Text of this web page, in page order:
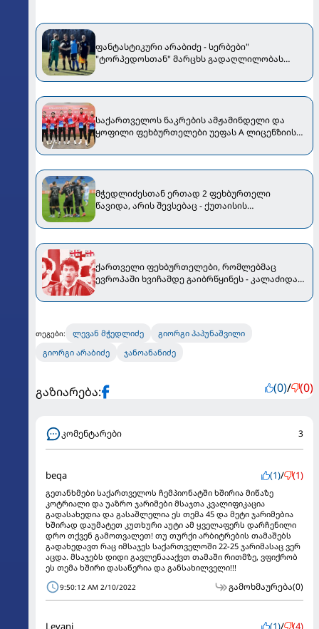
ფანტასტიკური არაბიძე - სერბები"
"ტორპედოსთან" მარცხს გადაღლილობას
საქართველოს ნაკრების ამჟამინდელი და
ყოფილი ფეხბურთელები უეფას A ლიცენზიის
მჭედლიძესთან ერთად 2 ფეხბურთელი
წავიდა, არის შევსებაც - ქუთაისის
ქართველი ფეხბურთელები, რომლებმაც
ევროპაში ხვიჩამდე გაიბრწყინეს - კალაძიდან
ბომბარდირამდე
თეგები: ლევან მჭედლიძე
გიორგი პაპუნაშვილი
გიორგი არაბიძე
ჯანოანანიძე
გაზიარება: (0)/ (0)
კომენტარები 3
beqa (1)/ (1)
გეთანხმები საქართველოს ჩემპიონატში ხშირია მიწაზე
კოტრიალი და უაზრო ჯარიმები მსაჯთა კვალიფიკაცია
გადასახედია და გასაშლელია ეს თემა 45 და მეტი ჯარიმებია
ხშირად დაუმატეთ კუთხური აუტი ამ ყველაფერს დარჩენილი
დრო თქვენ გამოთვალეთ! თუ თურქი არბიტრების თამაშებს
გადახედავთ რაც იმსაჯეს საქართველოში 22-25 ჯარიმასაც ვერ
აცდა. მსაჯებს დიდი გავლენაააქვთ თამაში რითმზე, ვფიქრობ
ეს თემა ხშირი დასაწერია და განსახილველი!!!
9:50:12 AM 2/10/2022 გამოხმაურება(0)
Levani (1)/ (4)